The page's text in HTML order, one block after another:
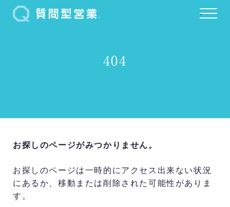
.
404
お探しのページがみつかりません。
お探しのページは一時的にアクセス出来ない状況
にあるか、移動または削除された可能性がありま
す。